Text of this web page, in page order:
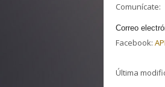
Comunícate:
Correo
Facebook:
Última